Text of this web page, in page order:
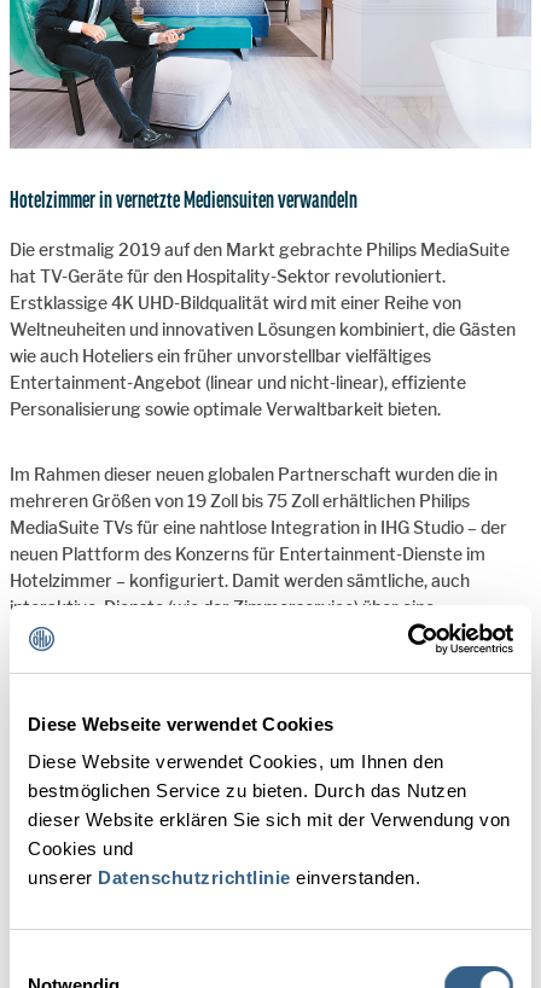
Diese Webseite verwendet Cookies
Diese Website verwendet Cookies, um Ihnen den
bestmöglichen Service zu bieten. Durch das Nutzen
dieser Website erklären Sie sich mit der Verwendung von
Cookies und
unserer Datenschutzrichtlinie einverstanden.
Hotelzimmer in vernetzte Mediensuiten verwandeln
Die erstmalig 2019 auf den Markt gebrachte Philips MediaSuite
hat TV-Geräte für den Hospitality-Sektor revolutioniert.
Erstklassige 4K UHD-Bildqualität wird mit einer Reihe von
Weltneuheiten und innovativen Lösungen kombiniert, die Gästen
wie auch Hoteliers ein früher unvorstellbar vielfältiges
Entertainment-Angebot (linear und nicht-linear), effiziente
Personalisierung sowie optimale Verwaltbarkeit bieten.
Im Rahmen dieser neuen globalen Partnerschaft wurden die in
mehreren Größen von 19 Zoll bis 75 Zoll erhältlichen Philips
MediaSuite TVs für eine nahtlose Integration in IHG Studio – der
neuen Plattform des Konzerns für Entertainment-Dienste im
Hotelzimmer – konfiguriert. Damit werden sämtliche, auch
interaktive, Dienste (wie der Zimmerservice) über eine
übersichtliche und hochgradig intuitive Oberfläche angeboten.
Sektor über Chromecast built-in™ verfügt, können Gäste, die in
ausgewählten IHG-Hotels eingecheckt haben, darüber hinaus
von ihren eigenen Geräten direkt auf den großen Bildschirm
übertragen. So können sie ihre Apps und Dienste, darunter
Nachrichten, Sportsendungen und Spiele sowie gestreamte
Inhalte, auch sicher für den großen Bildschirm freigeben. Im
sodass sämtliche Gastdaten beim Auschecken gelöscht werden.